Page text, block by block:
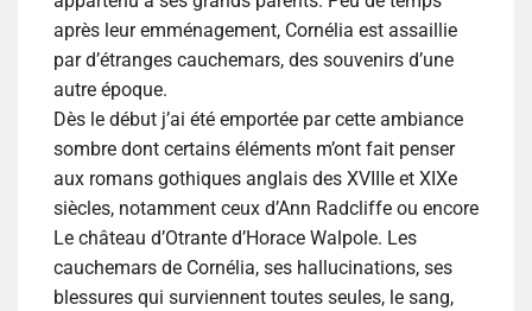
après leur emménagement, Cornélia est assaillie
par d’étranges cauchemars, des souvenirs d’une
autre époque.
Dès le début j’ai été emportée par cette ambiance
sombre dont certains éléments m’ont fait penser
aux romans gothiques anglais des XVIIIe et XIXe
siècles, notamment ceux d’Ann Radcliffe ou encore
Le château d’Otrante d’Horace Walpole. Les
cauchemars de Cornélia, ses hallucinations, ses
blessures qui surviennent toutes seules, le sang,